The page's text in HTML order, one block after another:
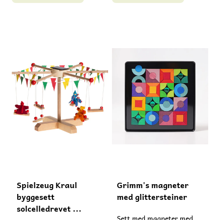
år. Advarsel:
Passer fra 10 år.
Spielzeug Kraul
byggesett
solcelledrevet ...
Grimm's magneter
med glittersteiner